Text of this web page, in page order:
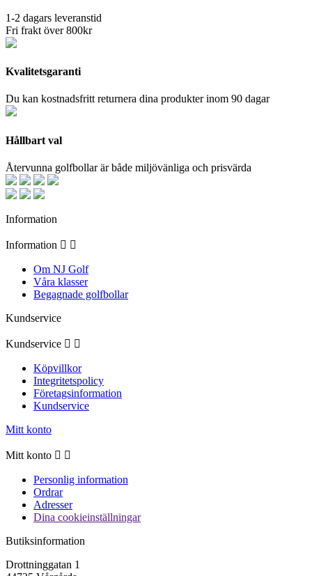
1-2 dagars leveranstid
Fri frakt över 800kr
Kvalitetsgaranti
Du kan kostnadsfritt returnera dina produkter inom 90 dagar
Hållbart val
Återvunna golfbollar är både miljövänliga och prisvärda
Information
Information  
Om NJ Golf
Våra klasser
Begagnade golfbollar
Kundservice
Kundservice  
Köpvillkor
Integritetspolicy
Företagsinformation
Kundservice
Mitt konto
Mitt konto  
Personlig information
Ordrar
Adresser
Dina cookieinställningar
Butiksinformation
Drottninggatan 1